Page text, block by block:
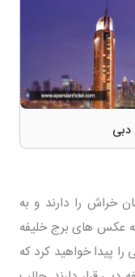
دبی
خراش را دارند و به
عکس های برج خلیفه
پیدا خواهید کرد که